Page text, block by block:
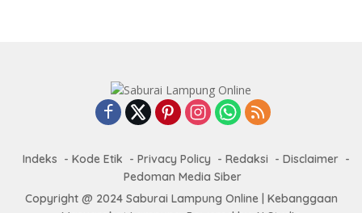
Indeks Kode Etik Privacy Policy Redaksi
Disclaimer
Pedoman Media Siber
Copyright @ 2024 Saburai Lampung Online | Kebanggaan